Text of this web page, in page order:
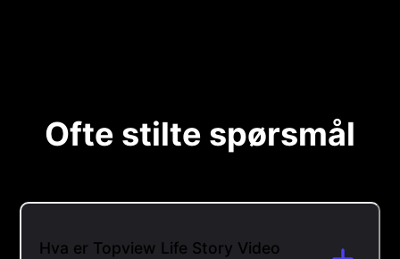
Ofte stilte spørsmål
Hva er Topview Life Story Video